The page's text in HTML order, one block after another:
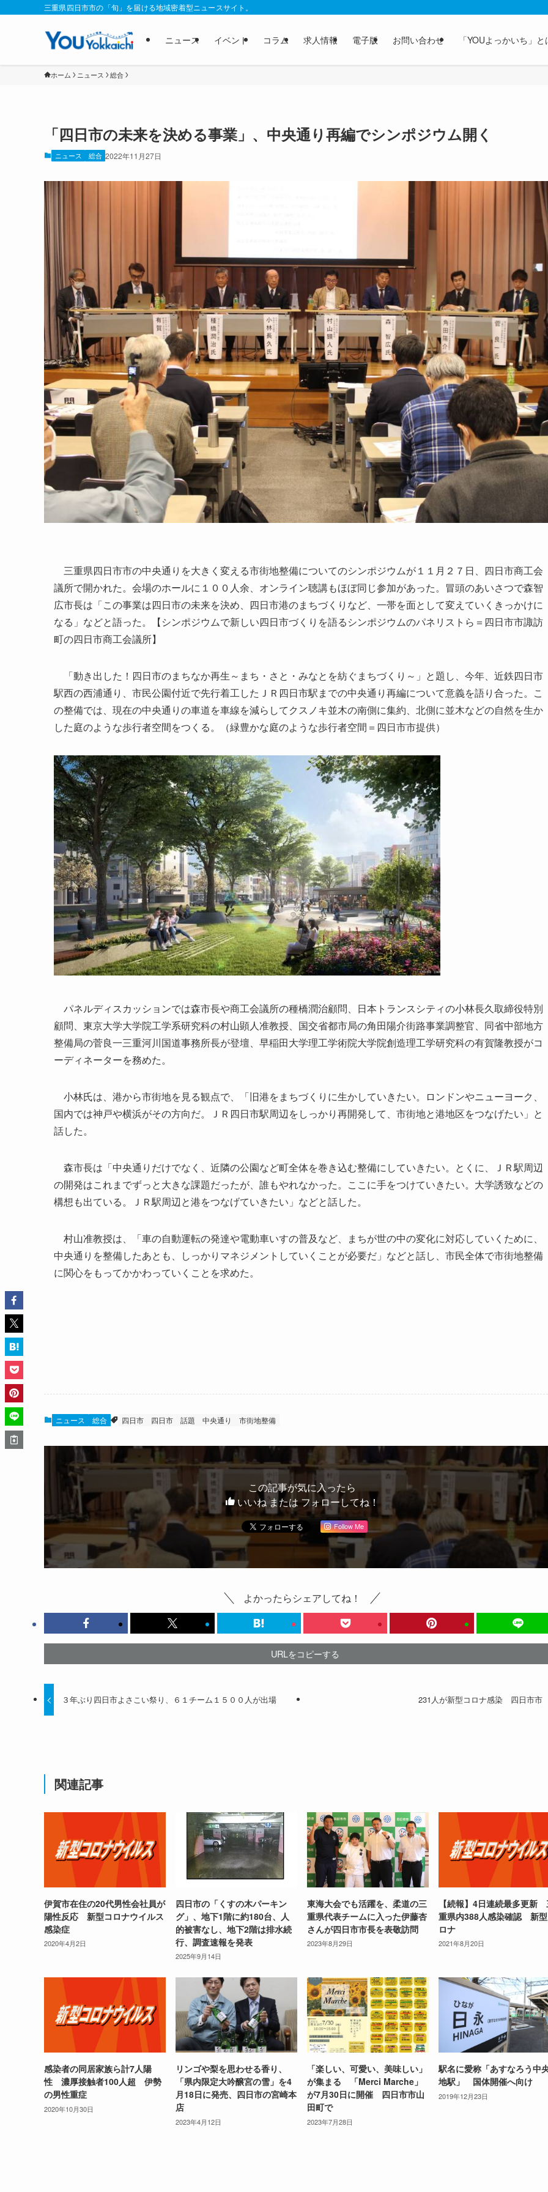
三重県四日市市の「旬」を届ける地域密着型ニュースサイト。
ニュース イベント コラム 求人情報 電子版 お問い合わせ 「YOUよっかいち」と
ホーム ニュース 総合
「四日市の未来を決める事業」、中央通り再編でシンポジウム開く
ニュース 総合 2022年11月27日
三重県四日市市の中央通りを大きく変える市街地整備についてのシンポジウムが１１月２７日、四日市商工会
議所で開かれた。会場のホールに１００人余、オンライン聴講もほぼ同じ参加があった。冒頭のあいさつで森智
広市長は「この事業は四日市の未来を決め、四日市港のまちづくりなど、一帯を面として変えていくきっかけに
なる」などと語った。【シンポジウムで新しい四日市づくりを語るシンポジウムのパネリストら＝四日市市諏訪
町の四日市商工会議所】
「動き出した！四日市のまちなか再生～まち・さと・みなとを紡ぐまちづくり～」と題し、今年、近鉄四日市
駅西の西浦通り、市民公園付近で先行着工したＪＲ四日市駅までの中央通り再編について意義を語り合った。こ
の整備では、現在の中央通りの車道を車線を減らしてクスノキ並木の南側に集約、北側に並木などの自然を生か
した庭のような歩行者空間をつくる。（緑豊かな庭のような歩行者空間＝四日市市提供）
パネルディスカッションでは森市長や商工会議所の種橋潤治顧問、日本トランスシティの小林長久取締役特別
顧問、東京大学大学院工学系研究科の村山顕人准教授、国交省都市局の角田陽介街路事業調整官、同省中部地方
整備局の菅良一三重河川国道事務所長が登壇、早稲田大学理工学術院大学院創造理工学研究科の有賀隆教授がコ
ーディネーターを務めた。
小林氏は、港から市街地を見る観点で、「旧港をまちづくりに生かしていきたい。ロンドンやニューヨーク、
国内では神戸や横浜がその方向だ。ＪＲ四日市駅周辺をしっかり再開発して、市街地と港地区をつなげたい」と
話した。
森市長は「中央通りだけでなく、近隣の公園など町全体を巻き込む整備にしていきたい。とくに、ＪＲ駅周辺
の開発はこれまでずっと大きな課題だったが、誰もやれなかった。ここに手をつけていきたい。大学誘致などの
構想も出ている。ＪＲ駅周辺と港をつなげていきたい」などと話した。
村山准教授は、「車の自動運転の発達や電動車いすの普及など、まちが世の中の変化に対応していくために、
中央通りを整備したあとも、しっかりマネジメントしていくことが必要だ」などと話し、市民全体で市街地整備
に関心をもってかかわっていくことを求めた。
ニュース 総合 四日市 四日市 話題 中央通り 市街地整備
この記事が気に入ったら
いいね または フォローしてね！
Follow Me
よかったらシェアしてね！
URLをコピーする
３年ぶり四日市よさこい祭り、６１チーム１５００人が出場 231人が新型コロナ感染 四日市市
関連記事
伊賀市在住の20代男性会社員が
陽性反応 新型コロナウイルス
感染症
2020年4月2日
四日市の「くすの木パーキン
グ」、地下1階に約180台、人
的被害なし、地下2階は排水続
行、調査速報を発表
2025年9月14日
東海大会でも活躍を、柔道の三
重県代表チームに入った伊藤杏
さんが四日市市長を表敬訪問
2023年8月29日
【続報】4日連続最多更新
重県内388人感染確認 新
ロナ
2021年8月20日
感染者の同居家族ら計7人陽
性 濃厚接触者100人超 伊勢
の男性重症
2020年10月30日
リンゴや梨を思わせる香り、
「県内限定大吟醸宮の雪」を4
月18日に発売、四日市の宮崎本
店
2023年4月12日
「楽しい、可愛い、美味しい」
が集まる 「Merci Marche」
が7月30日に開催 四日市市山
田町で
2023年7月28日
駅名に愛称「あすなろう中
地駅」 国体開催へ向け
2019年12月23日